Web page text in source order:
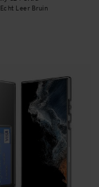
Leer Bruin